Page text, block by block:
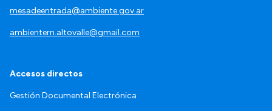
mesadeentrada@ambiente.gov.ar
ambientern.altovalle@gmail.com
Accesos directos
Gestión Documental Electrónica